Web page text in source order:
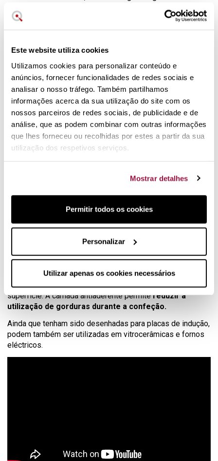
Este website utiliza cookies
Utilizamos cookies para personalizar conteúdo e
anúncios, fornecer funcionalidades de redes sociais e
analisar o nosso tráfego. Também partilhamos
informações acerca da sua utilização do site com os
nossos parceiros de redes sociais, de publicidade e de
análise, que as podem combinar com outras informações
que lhes forneceu ou recolhidas por estes a partir da sua
utilização dos respetivos serviços.
Mostrar detalhes
Permitir todos os cookies
Personalizar
Utilizar apenas os cookies necessários
Serviço de pós-venda através do telefone deapoio
Frigideiras induction line da Woll
As frigideirasWoll induction linesão produtos concebidos
Cumprem com as certificações
Estas frigideiras são revestidas por uma camada de aço
de calor se distribuam uniformemente em toda a superfície,
sem acumulação de calor na base.
Especiais para placas de indução
As frigideiras são extremadamente robustas econservam
o calor distribuindo-o uniformemente portoda a
superfície. A camada antiaderente permitereduzir a
utilização de gorduras durante a confeção.
Ainda que tenham sido desenhadas para placas de indução,
podem também ser utilizadas em vitrocerâmicas e fornos
eléctricos.